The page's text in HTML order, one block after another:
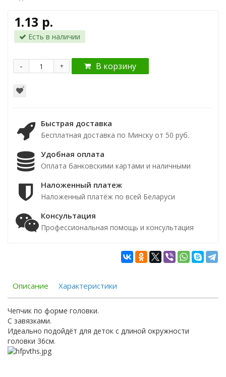
1.13 р.
Есть в наличии
+
- В корзину
Быстрая доставка
Бесплатная доставка по Минску от 50 руб.
Удобная оплата
Оплата банковскими картами и наличными
Наложенный платеж
Наложенный платёж по всей Беларуси
Консультация
Профессиональная помощь и консультация
Описание Характеристики
Чепчик по форме головки.
С завязками.
Идеально подойдёт для деток с длиной окружности
головки 36см.